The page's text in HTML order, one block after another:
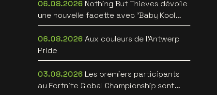
06.08.2026 Nothing But Thieves dévoile
une nouvelle facette avec 'Baby Kool
(Evelyn)' [video]
06.08.2026 Aux couleurs de l'Antwerp
Pride
03.08.2026 Les premiers participants
au Fortnite Global Championship sont